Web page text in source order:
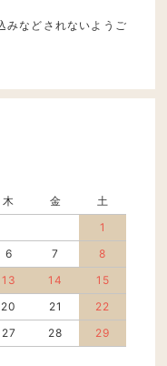
みなどされないようご
木 金
土
1
6 7
8
13 14
15
20 21
22
27 28
29